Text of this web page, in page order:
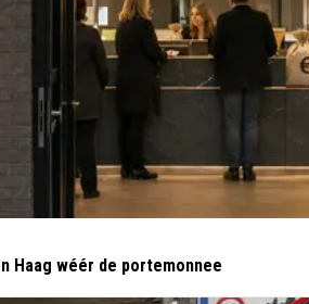
Haag wéér de portemonnee